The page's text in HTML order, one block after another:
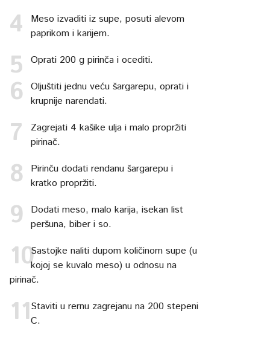
Meso izvaditi iz supe, posuti alevom
paprikom i karijem.
Oprati 200 g pirinča i ocediti.
Oljuštiti jednu veću šargarepu, oprati i
krupnije narendati.
Zagrejati 4 kašike ulja i malo propržiti
pirinač.
Pirinču dodati rendanu šargarepu i
kratko propržiti.
Dodati meso, malo karija, isekan list
peršuna, biber i so.
Sastojke naliti dupom količinom supe (u
kojoj se kuvalo meso) u odnosu na
pirinač.
Staviti u rernu zagrejanu na 200 stepeni
C.